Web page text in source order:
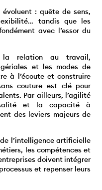
: quête de sens,
tandis que les
avec l’essor du
la relation au travail,
et les modes de
à l’écoute et construire
couture est clé pour
Par ailleurs, l’agilité
et la capacité à
des leviers majeurs de
l’intelligence artificielle
les compétences et
doivent intégrer
et repenser leurs